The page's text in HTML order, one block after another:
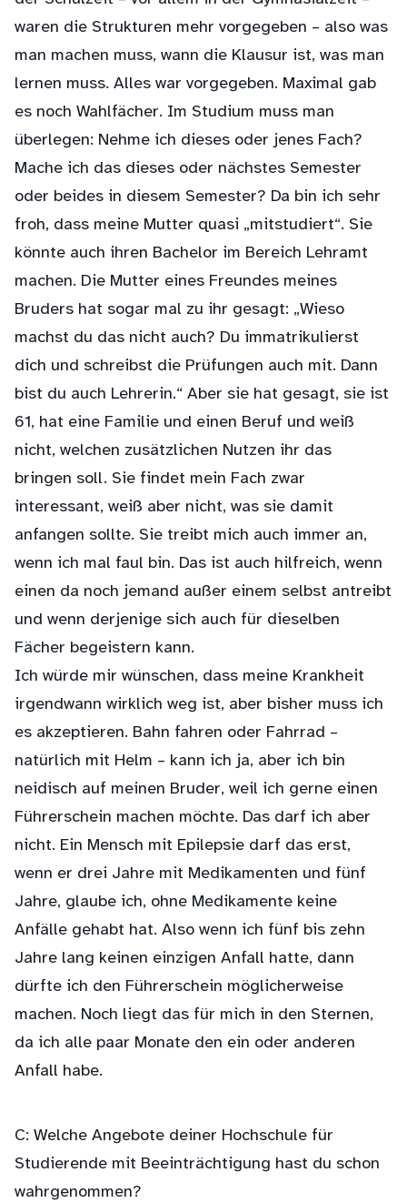
waren die Strukturen mehr vorgegeben – also was
man machen muss, wann die Klausur ist, was man
lernen muss. Alles war vorgegeben. Maximal gab
es noch Wahlfächer. Im Studium muss man
überlegen: Nehme ich dieses oder jenes Fach?
Mache ich das dieses oder nächstes Semester
oder beides in diesem Semester? Da bin ich sehr
froh, dass meine Mutter quasi „mitstudiert“. Sie
könnte auch ihren Bachelor im Bereich Lehramt
machen. Die Mutter eines Freundes meines
Bruders hat sogar mal zu ihr gesagt: „Wieso
machst du das nicht auch? Du immatrikulierst
dich und schreibst die Prüfungen auch mit. Dann
bist du auch Lehrerin.“ Aber sie hat gesagt, sie ist
61, hat eine Familie und einen Beruf und weiß
nicht, welchen zusätzlichen Nutzen ihr das
bringen soll. Sie findet mein Fach zwar
interessant, weiß aber nicht, was sie damit
anfangen sollte. Sie treibt mich auch immer an,
wenn ich mal faul bin. Das ist auch hilfreich, wenn
einen da noch jemand außer einem selbst antreibt
und wenn derjenige sich auch für dieselben
Fächer begeistern kann.
Ich würde mir wünschen, dass meine Krankheit
irgendwann wirklich weg ist, aber bisher muss ich
es akzeptieren. Bahn fahren oder Fahrrad –
natürlich mit Helm – kann ich ja, aber ich bin
neidisch auf meinen Bruder, weil ich gerne einen
Führerschein machen möchte. Das darf ich aber
nicht. Ein Mensch mit Epilepsie darf das erst,
wenn er drei Jahre mit Medikamenten und fünf
Jahre, glaube ich, ohne Medikamente keine
Anfälle gehabt hat. Also wenn ich fünf bis zehn
Jahre lang keinen einzigen Anfall hatte, dann
dürfte ich den Führerschein möglicherweise
machen. Noch liegt das für mich in den Sternen,
da ich alle paar Monate den ein oder anderen
Anfall habe.
C: Welche Angebote deiner Hochschule für
Studierende mit Beeinträchtigung hast du schon
wahrgenommen?